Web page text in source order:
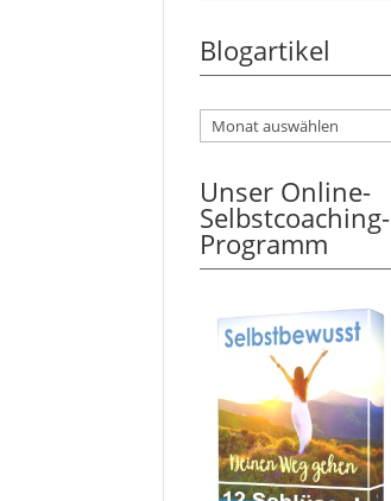
Blogartikel
Unser Online-
Selbstcoaching-
Programm